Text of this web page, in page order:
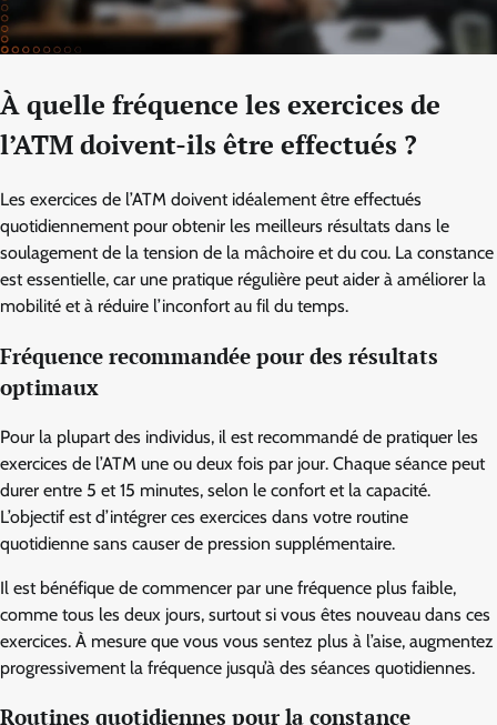
À quelle fréquence les exercices de
l’ATM doivent-ils être effectués ?
Les exercices de l’ATM doivent idéalement être effectués
quotidiennement pour obtenir les meilleurs résultats dans le
soulagement de la tension de la mâchoire et du cou. La constance
est essentielle, car une pratique régulière peut aider à améliorer la
mobilité et à réduire l’inconfort au fil du temps.
Fréquence recommandée pour des résultats
optimaux
Pour la plupart des individus, il est recommandé de pratiquer les
exercices de l’ATM une ou deux fois par jour. Chaque séance peut
durer entre 5 et 15 minutes, selon le confort et la capacité.
L’objectif est d’intégrer ces exercices dans votre routine
quotidienne sans causer de pression supplémentaire.
Il est bénéfique de commencer par une fréquence plus faible,
comme tous les deux jours, surtout si vous êtes nouveau dans ces
exercices. À mesure que vous vous sentez plus à l’aise, augmentez
progressivement la fréquence jusqu’à des séances quotidiennes.
Routines quotidiennes pour la constance